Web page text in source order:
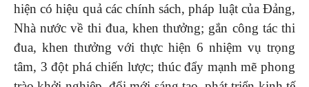
hiện có hiệu quả các chính sách, pháp luật của Đảng,
Nhà nước về thi đua, khen thưởng; gắn công tác thi
đua, khen thưởng với thực hiện 6 nhiệm vụ trọng
tâm, 3 đột phá chiến lược; thúc đẩy mạnh mẽ phong